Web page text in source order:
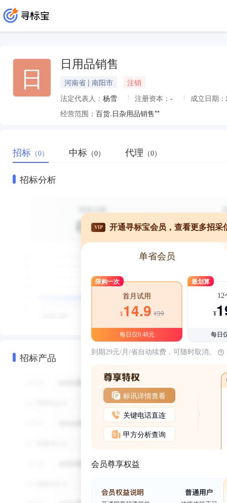
日 日用品销售
河南省 | 南阳市
注销
法定代表人： 杨雪 注册资本： - 成立日期：
经营范围： 百货.日杂用品销售**
招标 （0） 中标 （0） 代理 （0）
招标分析
招标产品
VIP 开通寻标宝会员，查看更多招采
单省会员
限购一次
首月试用
¥14.9 ¥39
每日仅0.48元
最划算
12
¥
每日
到期29元/月/省自动续费，可随时取消。
标讯详情查看
关键电话直连
甲方分析查询
会员尊享权益